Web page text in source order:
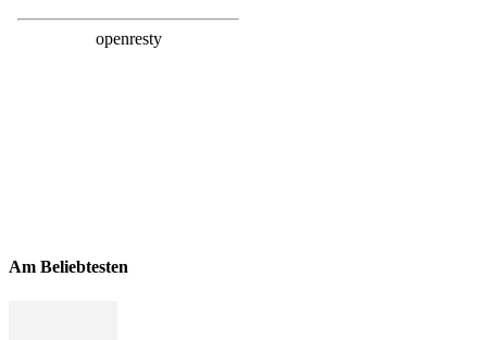
Am Beliebtesten